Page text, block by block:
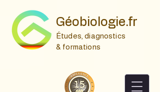
Géobiologie.fr
Études, diagnostics
& formations